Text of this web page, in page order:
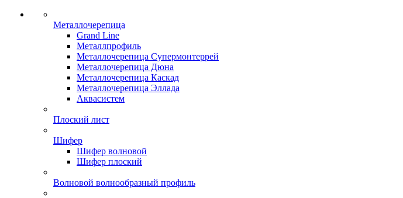
Металлочерепица
Grand Line
Металлпрофиль
Металлочерепица Супермонтеррей
Металлочерепица Дюна
Металлочерепица Каскад
Металлочерепица Эллада
Аквасистем
Плоский лист
Шифер
Шифер волновой
Шифер плоский
Волновой волнообразный профиль